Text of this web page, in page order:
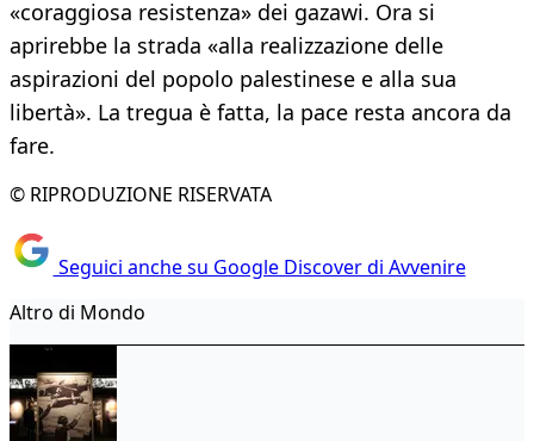
«coraggiosa resistenza» dei gazawi. Ora si
aprirebbe la strada «alla realizzazione delle
aspirazioni del popolo palestinese e alla sua
libertà». La tregua è fatta, la pace resta ancora da
fare.
© RIPRODUZIONE RISERVATA
Seguici anche su Google Discover di Avvenire
Altro di Mondo